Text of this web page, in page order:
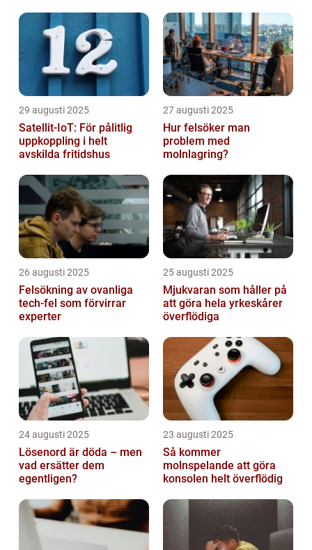
29 augusti 2025
Satellit‑IoT: För pålitlig
uppkoppling i helt
avskilda fritidshus
27 augusti 2025
Hur felsöker man
problem med
molnlagring?
26 augusti 2025
Felsökning av ovanliga
tech‑fel som förvirrar
experter
25 augusti 2025
Mjukvaran som håller på
att göra hela yrkeskårer
överflödiga
24 augusti 2025
Lösenord är döda – men
vad ersätter dem
egentligen?
23 augusti 2025
Så kommer
molnspelande att göra
konsolen helt överflödig